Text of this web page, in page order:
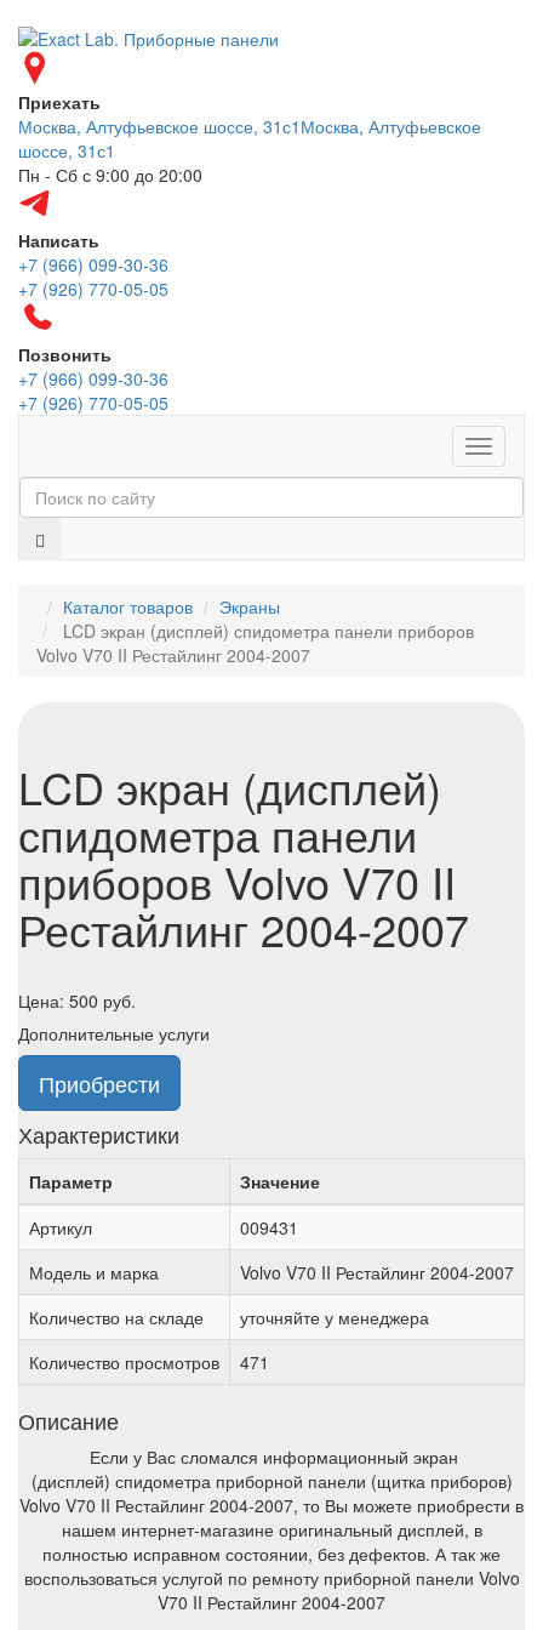
Приехать
Москва, Алтуфьевское шоссе, 31с1 Москва, Алтуфьевское
шоссе, 31с1
Пн - Сб с 9:00 до 20:00
Написать
+7 (966) 099-30-36
+7 (926) 770-05-05
Позвонить
+7 (966) 099-30-36
+7 (926) 770-05-05
Меню
Каталог товаров
Экраны
LCD экран (дисплей) спидометра панели приборов
Volvo V70 II Рестайлинг 2004-2007
LCD экран (дисплей)
спидометра панели
приборов Volvo V70 II
Рестайлинг 2004-2007
Цена: 500 руб.
Дополнительные услуги
Приобрести
Характеристики
Параметр
Значение
Артикул
009431
Модель и марка
Volvo V70 II Рестайлинг 2004-2007
Количество на складе
уточняйте у менеджера
Количество просмотров
471
Описание
Если у Вас сломался информационный экран
(дисплей) спидометра приборной панели (щитка приборов)
Volvo V70 II Рестайлинг 2004-2007, то Вы можете приобрести в
нашем интернет-магазине оригинальный дисплей, в
полностью исправном состоянии, без дефектов. А так же
воспользоваться услугой по ремноту приборной панели Volvo
V70 II Рестайлинг 2004-2007